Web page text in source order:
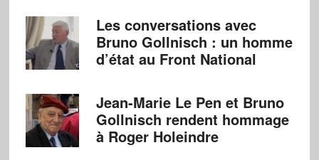
Les conversations avec
Bruno Gollnisch : un homme
d’état au Front National
Jean-Marie Le Pen et Bruno
Gollnisch rendent hommage
à Roger Holeindre